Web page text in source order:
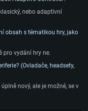
nebo adaptivní
obsah s tématikou hry, jako
pro vydání hry ne.
(Ovladače, headsety,
nový, ale je možné, se v